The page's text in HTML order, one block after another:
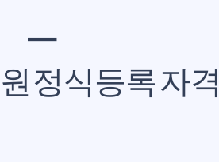
━
정식등록 자